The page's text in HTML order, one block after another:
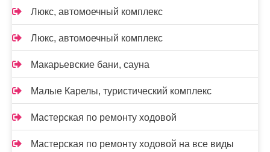
Люкс, автомоечный комплекс
Люкс, автомоечный комплекс
Макарьевские бани, сауна
Малые Карелы, туристический комплекс
Мастерская по ремонту ходовой
Мастерская по ремонту ходовой на все виды